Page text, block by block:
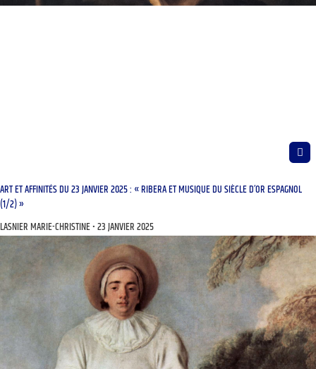
ART ET AFFINITÉS DU 23 JANVIER 2025 : « RIBERA ET MUSIQUE DU SIÈCLE D’OR ESPAGNOL
(1/2) »
LASNIER MARIE-CHRISTINE 23 JANVIER 2025